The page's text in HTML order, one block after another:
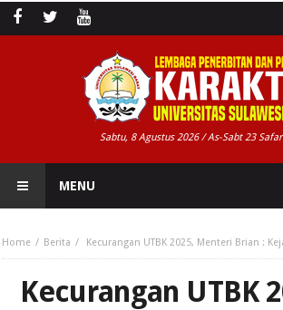
Sabtu, 8 Agustus 2026 / As-Sabt 23
MENU
Home Berita Kecurangan UTBK 2025, Menteri Brian :
Kecurangan UTBK